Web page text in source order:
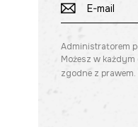
Administratorem
Możesz w
zgodne z